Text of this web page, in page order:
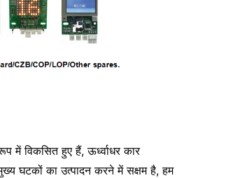
रूप में विकसित हुए हैं,ऊर्ध्वाधर कार
घटकों का उत्पादन करने में सक्षम है, हम